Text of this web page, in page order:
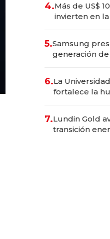
4.Más de US$
invierten en
5.Samsung
generación
6.La
fortalece la
7.Lundin Gold
transición